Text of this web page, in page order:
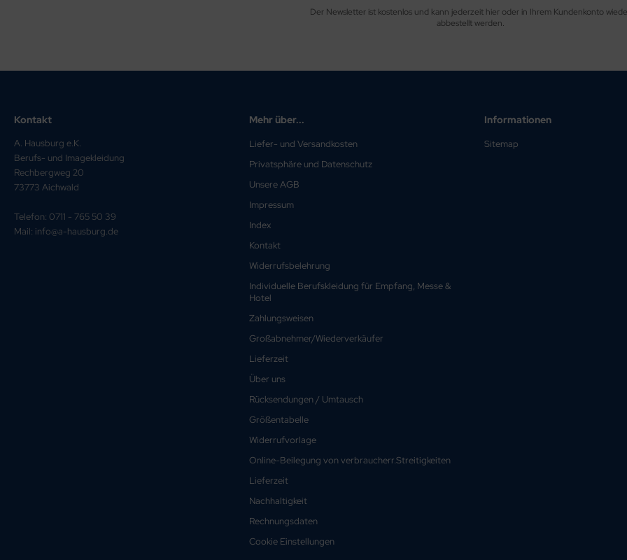
Der Newsletter ist kostenlos und kann jederzeit hier oder in Ihrem Kundenkonto
abbestellt werden.
Kontakt
A. Hausburg e.K.
Berufs- und Imagekleidung
Rechbergweg 20
73773 Aichwald
Telefon: 0711 - 765 50 39
Mail: info@a-hausburg.de
Mehr über...
Liefer- und Versandkosten
Privatsphäre und Datenschutz
Unsere AGB
Impressum
Index
Kontakt
Widerrufsbelehrung
Individuelle Berufskleidung für Empfang, Messe &
Hotel
Zahlungsweisen
Großabnehmer/Wiederverkäufer
Lieferzeit
Über uns
Rücksendungen / Umtausch
Größentabelle
Widerrufvorlage
Online-Beilegung von verbraucherr.Streitigkeiten
Lieferzeit
Nachhaltigkeit
Rechnungsdaten
Cookie Einstellungen
Informationen
Sitemap